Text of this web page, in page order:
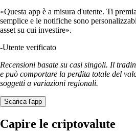
«Questa app è a misura d'utente. Ti
semplice e le notifiche sono
asset su cui investire».
-Utente verificato
Recensioni basate su casi singoli. Il
e può comportare la perdita totale del
soggetti a variazioni regionali.
Scarica l'app
Capire le criptovalute